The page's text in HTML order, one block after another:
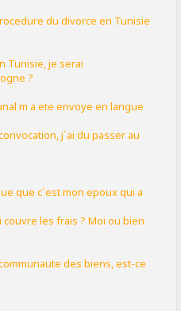
du divorce en Tunisie
Tunisie, je serai
?
m a ete envoye en langue
j`ai du passer au
que c`est mon epoux qui a
les frais ? Moi ou bien
des biens, est-ce